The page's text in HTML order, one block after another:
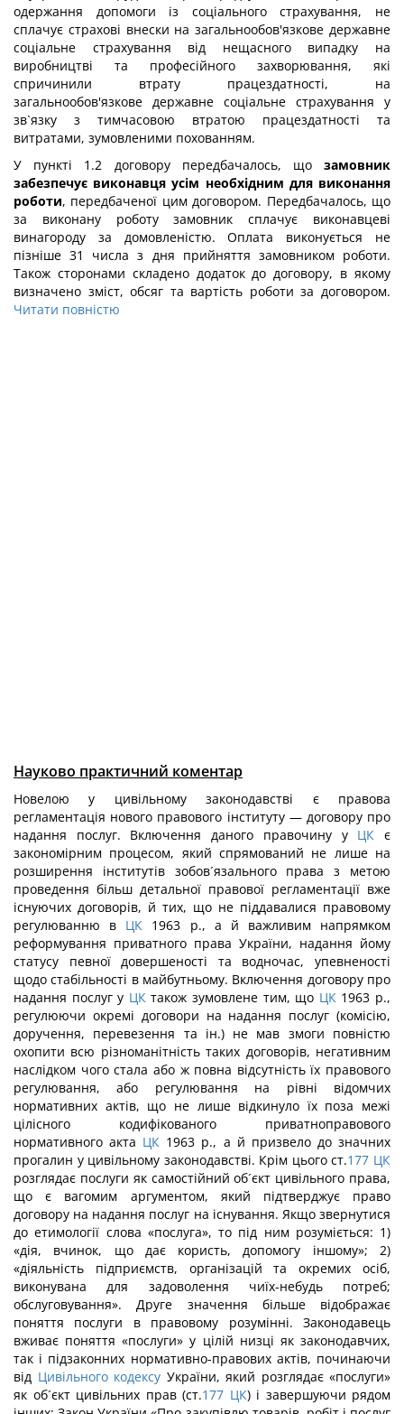
одержання допомоги із соціального страхування, не
сплачує страхові внески на загальнообов'язкове державне
соціальне страхування від нещасного випадку на
виробництві та професійного захворювання, які
спричинили втрату працездатності, на
загальнообов'язкове державне соціальне страхування у
зв`язку з тимчасовою втратою працездатності та
витратами, зумовленими похованням.
У пункті 1.2 договору передбачалось, що замовник
забезпечує виконавця усім необхідним для виконання
роботи, передбаченої цим договором. Передбачалось, що
за виконану роботу замовник сплачує виконавцеві
винагороду за домовленістю. Оплата виконується не
пізніше 31 числа з дня прийняття замовником роботи.
Також сторонами складено додаток до договору, в якому
визначено зміст, обсяг та вартість роботи за договором.
Читати повністю
Науково практичний коментар
Новелою у цивільному законодавстві є правова
регламентація нового правового інституту — договору про
надання послуг. Включення даного правочину у ЦК є
закономірним процесом, який спрямований не лише на
розширення інститутів зобов´язального права з метою
проведення більш детальної правової регламентації вже
існуючих договорів, й тих, що не піддавалися правовому
регулюванню в ЦК 1963 р., а й важливим напрямком
реформування приватного права України, надання йому
статусу певної довершеності та водночас, упевненості
щодо стабільності в майбутньому. Включення договору про
надання послуг у ЦКтакож зумовлене тим, що ЦК1963 р.,
регулюючи окремі договори на надання послуг (комісію,
доручення, перевезення та ін.) не мав змоги повністю
охопити всю різноманітність таких договорів, негативним
наслідком чого стала або ж повна відсутність їх правового
регулювання, або регулювання на рівні відомчих
нормативних актів, що не лише відкинуло їх поза межі
цілісного кодифікованого приватноправового
нормативного акта ЦК 1963 р., а й призвело до значних
прогалин у цивільному законодавстві. Крім цього ст.177 ЦК
розглядає послуги як самостійний об´єкт цивільного права,
що є вагомим аргументом, який підтверджує право
договору на надання послуг на існування. Якщо звернутися
до етимології слова «послуга», то під ним розуміється: 1)
«дія, вчинок, що дає користь, допомогу іншому»; 2)
«діяльність підприємств, організацій та окремих осіб,
виконувана для задоволення чиїх-небудь потреб;
обслуговування». Друге значення більше відображає
поняття послуги в правовому розумінні. Законодавець
вживає поняття «послуги» у цілій низці як законодавчих,
так і підзаконних нормативно-правових актів, починаючи
від Цивільного кодексу України, який розглядає «послуги»
як об´єкт цивільних прав (ст.177 ЦК) і завершуючи рядом